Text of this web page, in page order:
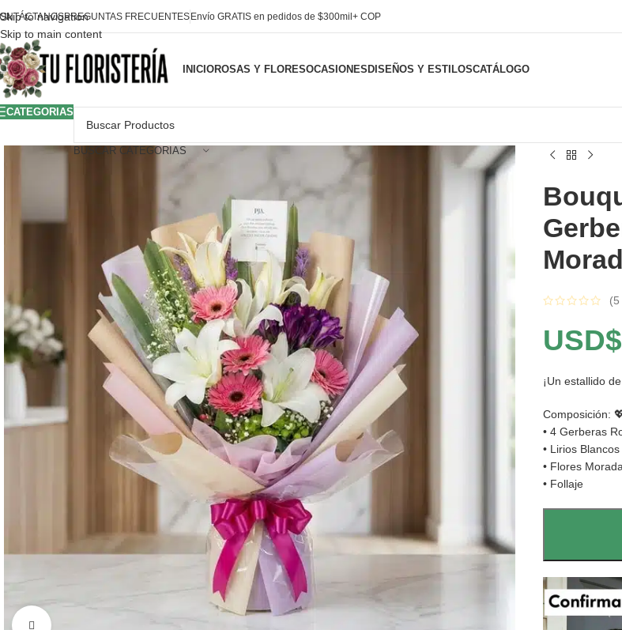
Skip to navigation
Skip to main content
PREGUNTAS FRECUENTESEnvío GRATIS en pedidos de $300mil+ COP
INICIOROSAS Y FLORESOCASIONESDISEÑOS Y ESTILOSCATÁLOGO
CATEGORIAS
BUSCAR CATEGORIAS
(5
USD$
¡Un estallido
Composición:
• 4 Gerberas
• Lirios Blancos
• Flores
• Follaje